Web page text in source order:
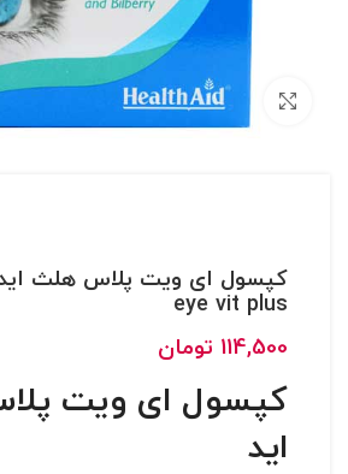
بزرگنمایی تصویر
eye vit plus
114,500 تومان
کپسول ای ویت
اید